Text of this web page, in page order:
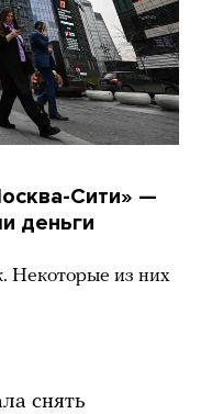
Сити» —
деньги
Некоторые из них
снять